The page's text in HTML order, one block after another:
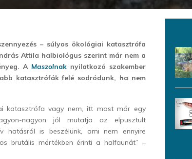
– súlyos ökológiai katasztrófa
Attila halbiológus szerint már nem a
AMaszolnak nyilatkozó szakember
katasztrófák felé sodródunk, ha nem
katasztrófa vagy nem, itt most már egy
nagyon jól mutatja az elpusztult
hatásról is beszélünk, ami nem ennyire
brutális mértékben érinti a halfaunát” –